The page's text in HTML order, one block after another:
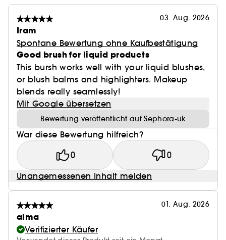
03. Aug. 2026
Iram
Spontane Bewertung ohne Kaufbestätigung
Good brush for liquid products
This bursh works well with your liquid blushes,
or blush balms and highlighters. Makeup
blends really seamlessly!
Mit Google übersetzen
Bewertung veröffentlicht auf Sephora-uk
War diese Bewertung hilfreich?
0 0
Unangemessenen Inhalt melden
01. Aug. 2026
alma
Verifizierter Käufer